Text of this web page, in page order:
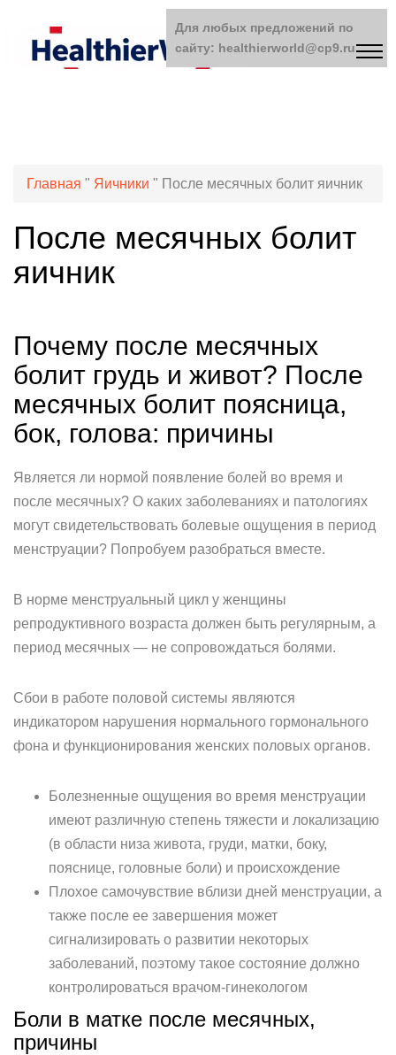
Главная " Яичники " После месячных болит яичник
После месячных болит
яичник
Почему после месячных
болит грудь и живот? После
месячных болит поясница,
бок, голова: причины
Является ли нормой появление болей во время и
после месячных? О каких заболеваниях и патологиях
могут свидетельствовать болевые ощущения в период
менструации? Попробуем разобраться вместе.
В норме менструальный цикл у женщины
репродуктивного возраста должен быть регулярным, а
период месячных — не сопровождаться болями.
Сбои в работе половой системы являются
индикатором нарушения нормального гормонального
фона и функционирования женских половых органов.
Болезненные ощущения во время менструации
имеют различную степень тяжести и локализацию
(в области низа живота, груди, матки, боку,
пояснице, головные боли) и происхождение
Плохое самочувствие вблизи дней менструации, а
также после ее завершения может
сигнализировать о развитии некоторых
заболеваний, поэтому такое состояние должно
контролироваться врачом-гинекологом
Боли в матке после месячных,
причины
Для любых предложений по
сайту: healthierworld@cp9.ru